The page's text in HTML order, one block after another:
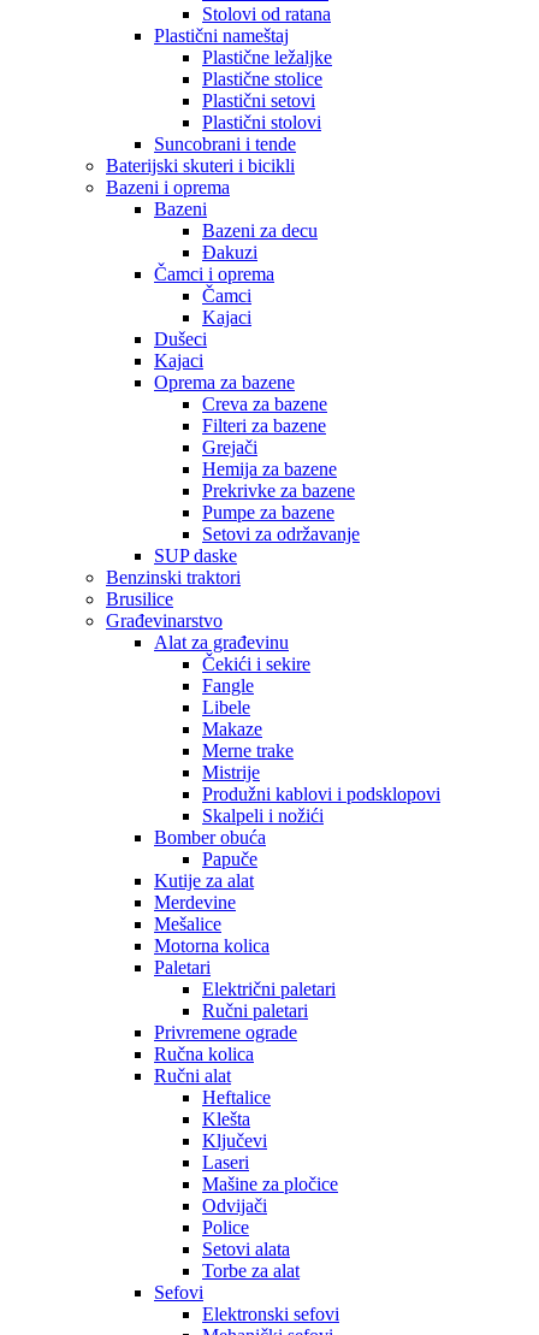
Stolovi od ratana
Plastični nameštaj
Plastične ležaljke
Plastične stolice
Plastični setovi
Plastični stolovi
Suncobrani i tende
Baterijski skuteri i bicikli
Bazeni i oprema
Bazeni
Bazeni za decu
Đakuzi
Čamci i oprema
Čamci
Kajaci
Dušeci
Kajaci
Oprema za bazene
Creva za bazene
Filteri za bazene
Grejači
Hemija za bazene
Prekrivke za bazene
Pumpe za bazene
Setovi za održavanje
SUP daske
Benzinski traktori
Brusilice
Građevinarstvo
Alat za građevinu
Čekići i sekire
Fangle
Libele
Makaze
Merne trake
Mistrije
Produžni kablovi i podsklopovi
Skalpeli i nožići
Bomber obuća
Papuče
Kutije za alat
Merdevine
Mešalice
Motorna kolica
Paletari
Električni paletari
Ručni paletari
Privremene ograde
Ručna kolica
Ručni alat
Heftalice
Klešta
Ključevi
Laseri
Mašine za pločice
Odvijači
Police
Setovi alata
Torbe za alat
Sefovi
Elektronski sefovi